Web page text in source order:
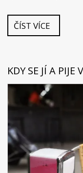
ČÍST VÍCE
KDY SE JÍ A PIJE